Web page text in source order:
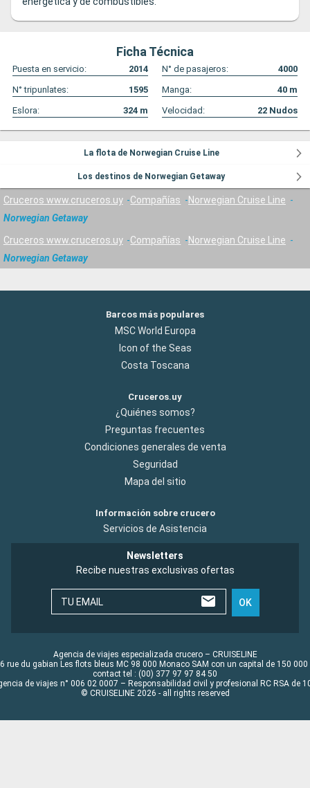
Ficha Técnica
Puesta en servicio: 2014 N° de pasajeros:
4000
N° tripunlates:
1595 Manga: 40 m
Eslora:
324 m Velocidad: 22 Nudos
La flota de Norwegian Cruise Line
Los destinos de Norwegian Getaway
Cruceros www.cruceros.uy Compañías
Norwegian Cruise Line
Norwegian Getaway
Cruceros www.cruceros.uy Compañías
Norwegian Cruise Line
Norwegian Getaway
Barcos más populares
MSC World Europa
Icon of the Seas
Costa Toscana
Cruceros.uy
¿Quiénes somos?
Preguntas frecuentes
Condiciones generales de venta
Seguridad
Mapa del sitio
Información sobre crucero
Servicios de Asistencia
Newsletters
Recibe nuestras exclusivas ofertas
TU EMAIL OK
Agencia de viajes especializada crucero – CRUISELINE
rue du gabian Les flots bleus MC 98 000 Monaco SAM con un capital de 150 000
contact tel : (00) 377 97 97 84 50
de viajes n° 006 02 0007 – Responsabilidad civil y profesional RC RSA de
© CRUISELINE 2026 - all rights reserved